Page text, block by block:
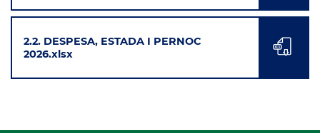
2.2. DESPESA, ESTADA I PERNOC
2026.xlsx